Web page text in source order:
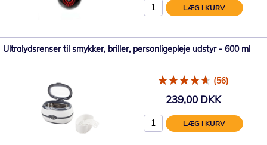
LÆG I KURV
Ultralydsrenser til smykker, briller, personligepleje udstyr - 600 ml
(56)
239,00 DKK
LÆG I KURV